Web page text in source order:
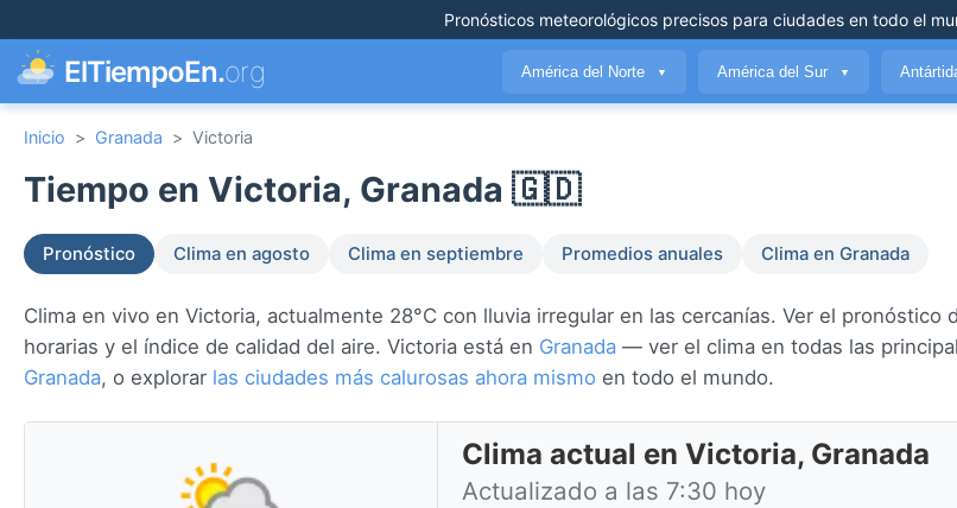
Pronósticos meteorológicos precisospara ciudades en todo el
ElTiempoEn.org América del Norte ▼ América del Sur ▼
Inicio > Granada > Victoria
Tiempo en Victoria, Granada 🇬🇩
Pronóstico Clima en agosto Clima en septiembre Promedios anuales Clima en Granada
Clima en vivo en Victoria, actualmente 28°C con lluvia irregular en las cercanías. Ver el pronóstico
horarias y el índice de calidad del aire. Victoria está en Granada — ver el clima en todas las
Granada, o explorar las ciudades más calurosas ahora mismo en todo el mundo.
Clima actual en Victoria, Granada
Actualizado a las 7:30 hoy